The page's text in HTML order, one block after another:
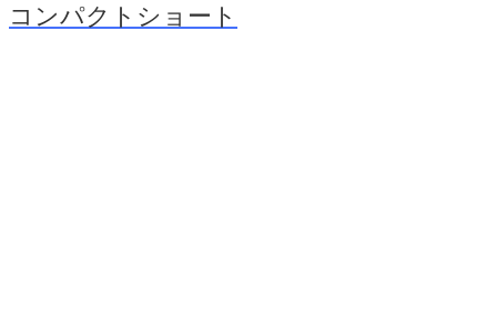
コンパクトショート